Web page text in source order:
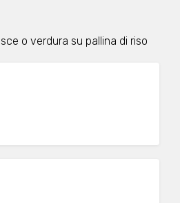
o verdura su pallina di riso